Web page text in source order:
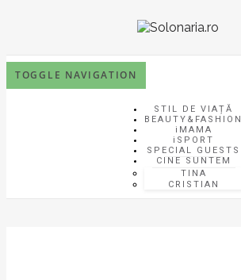
TOGGLE NAVIGATION
STIL DE VIAȚĂ
BEAUTY&FASHION
iMAMA
iSPORT
SPECIAL GUESTS
CINE SUNTEM
TINA
CRISTIAN